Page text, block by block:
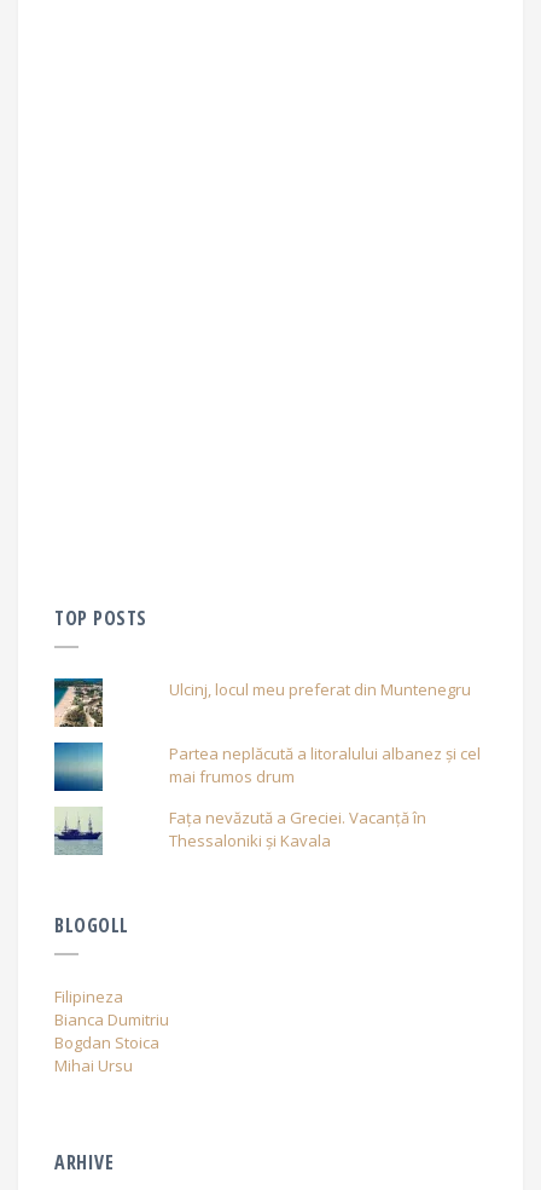
TOP POSTS
Ulcinj, locul meu preferat din Muntenegru
Partea neplăcută a litoralului albanez și cel
mai frumos drum
Fața nevăzută a Greciei. Vacanță în
Thessaloniki și Kavala
BLOGOLL
Filipineza
Bianca Dumitriu
Bogdan Stoica
Mihai Ursu
ARHIVE